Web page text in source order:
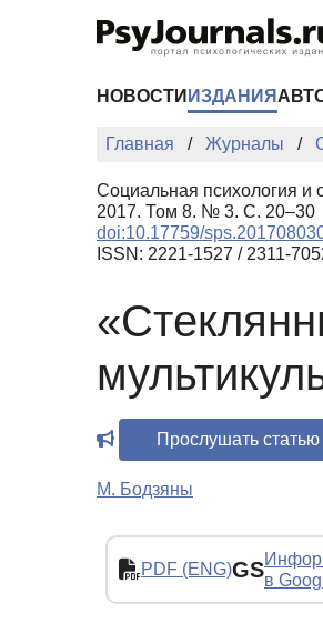
НОВОСТИ ИЗДАНИЯ
Главная Журналы
Социальная психология и
2017. Том 8. № 3. С. 20–30
doi:10.17759/
ISSN: 2221-1527 / 2311-
Прослушать статью
М. Бодзяны
PDF (ENG)GSв